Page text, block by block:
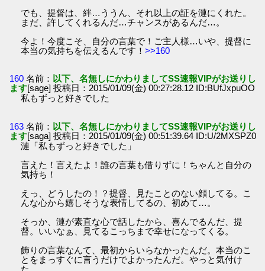
でも、提督は、絆…ううん、それ以上の証を漣にくれた。
まだ、許してくれるんだ…チャンスがあるんだ…。
今よ！今度こそ、自分の言葉で！ご主人様…いや、提督に
本当の気持ちを伝えるんです！>>160
160 名前： 以下、名無しにかわりましてSS速報VIPがお送りし
ます[sage] 投稿日：2015/01/09(金) 00:27:28.12 ID:BUfJxpuOO
私もずっと好きでした
163 名前： 以下、名無しにかわりましてSS速報VIPがお送りし
ます[saga] 投稿日：2015/01/09(金) 00:51:39.64 ID:U/2MXSPZ0
漣「私もずっと好きでした」
言えた！言えたよ！誰の言葉も借りずに！ちゃんと自分の
気持ち！
えっ、どうしたの！？提督、見たことのない顔してる。こ
んな心から嬉しそうな表情してるの、初めて…。
そっか、漣が素直な心で話したから、喜んでるんだ、提
督。いいなぁ、見てるこっちまで幸せになってくる。
飾りの言葉なんて、最初からいらなかったんだ。本当のこ
とをまっすぐに言うだけでよかったんだ。やっと気付け
た。